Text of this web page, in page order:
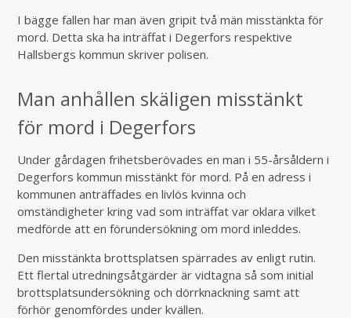
I bägge fallen har man även gripit två män misstänkta för
mord. Detta ska ha inträffat i Degerfors respektive
Hallsbergs kommun skriver polisen.
Man anhållen skäligen misstänkt
för mord i Degerfors
Under gårdagen frihetsberövades en man i 55-årsåldern i
Degerfors kommun misstänkt för mord. På en adress i
kommunen anträffades en livlös kvinna och
omständigheter kring vad som inträffat var oklara vilket
medförde att en förundersökning om mord inleddes.
Den misstänkta brottsplatsen spärrades av enligt rutin.
Ett flertal utredningsåtgärder är vidtagna så som initial
brottsplatsundersökning och dörrknackning samt att
förhör genomfördes under kvällen.